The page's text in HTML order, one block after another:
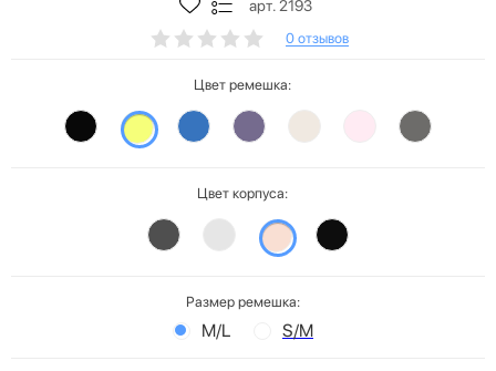
арт. 2193
0 отзывов
Цвет ремешка:
Цвет корпуса:
Размер ремешка:
M/L S/M